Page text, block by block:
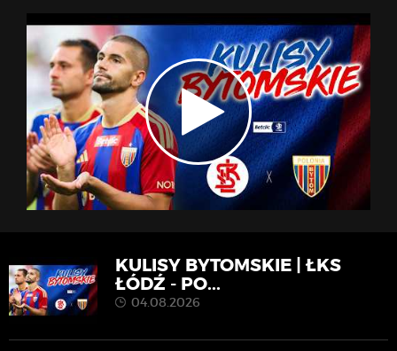
KULISY BYTOMSKIE | ŁKS
ŁÓDŹ - PO...
04.08.2026